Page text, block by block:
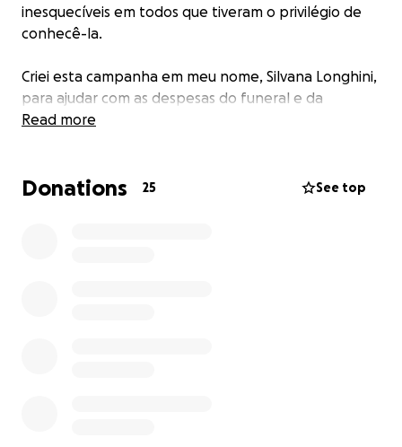
inesquecíveis em todos que tiveram o privilégio de
conhecê-la.
Criei esta campanha em meu nome, Silvana Longhini,
para ajudar com as despesas do funeral e da
cerimônia de despedida, para que possamos
Qualquer contribuição, por menor que seja, será
Read more
Donations 25 See top